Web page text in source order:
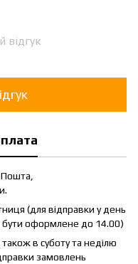
відгук
(для відправки у день
оформлене до 14.00)
в суботу та неділю
замовлень